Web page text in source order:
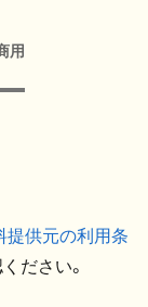
用
提供元の利用条
ださい。